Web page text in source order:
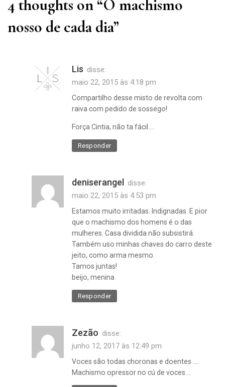
4 thoughts on “O machismo
nosso de cada dia”
Lis disse:
maio 22, 2015 às 4:18 pm
Compartilho desse misto de revolta com
raiva com pedido de sossego!
Força Cintia, não ta fácil….
Responder
deniserangel
disse:
maio 22, 2015 às 4:53 pm
Estamos muito irritadas. Indignadas. E pior
que o machismo dos homens é o das
mulheres. Casa dividida não subsistirá.
Também uso minhas chaves do carro deste
jeito, como arma mesmo.
Tamos juntas!
beijo, menina
Responder
Zezão disse:
junho 12, 2017 às 12:49 pm
Voces são todas choronas e doentes ….
Machismo opressor no cú de voces …